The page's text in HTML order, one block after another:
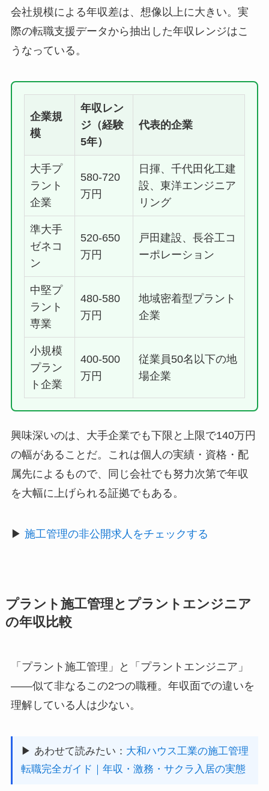
会社規模による年収差は、想像以上に大きい。実
際の転職支援データから抽出した年収レンジはこ
うなっている。
企業規
模
年収レン
ジ（経験
5年）
代表的企業
大手プ
ラント
企業
580-720
万円
日揮、千代田化工建
設、東洋エンジニア
リング
準大手
ゼネコ
ン
520-650
万円
戸田建設、長谷工コ
ーポレーション
中堅プ
ラント
専業
480-580
万円
地域密着型プラント
企業
小規模
プラン
ト企業
400-500
万円
従業員50名以下の地
場企業
興味深いのは、大手企業でも下限と上限で140万円
の幅があることだ。これは個人の実績・資格・配
属先によるもので、同じ会社でも努力次第で年収
を大幅に上げられる証拠でもある。
▶ 施工管理の非公開求人をチェックする
プラント施工管理とプラントエンジニア
の年収比較
「プラント施工管理」と「プラントエンジニア」
——似て非なるこの2つの職種。年収面での違いを
理解している人は少ない。
▶ あわせて読みたい： 大和ハウス工業の施工管理
転職完全ガイド｜年収・激務・サクラ入居の実態